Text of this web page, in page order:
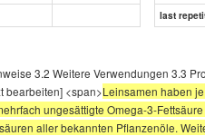
last
3.2 Weitere Verwendungen 3.3
bearbeiten] <span>Leinsamen haben
ungesättigte Omega-3-
aller bekannten Pflanzenöle.